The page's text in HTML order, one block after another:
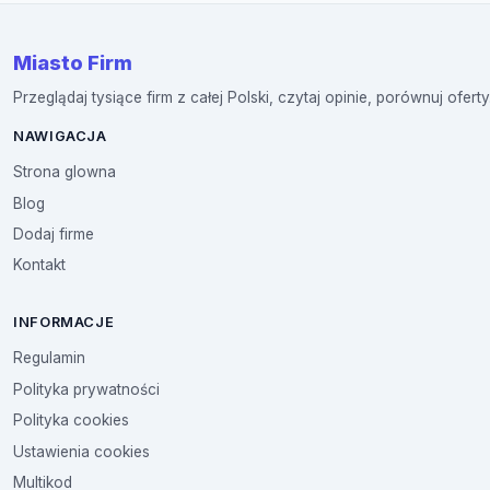
Miasto Firm
Przeglądaj tysiące firm z całej Polski, czytaj opinie, porównuj
NAWIGACJA
Strona glowna
Blog
Dodaj firme
Kontakt
INFORMACJE
Regulamin
Polityka prywatności
Polityka cookies
Ustawienia cookies
Multikod